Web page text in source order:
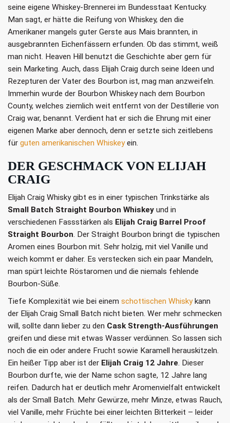
seine eigene Whiskey-Brennerei im Bundesstaat Kentucky.
Man sagt, er hätte die Reifung von Whiskey, den die
Amerikaner mangels guter Gerste aus Mais brannten, in
ausgebrannten Eichenfässern erfunden. Ob das stimmt, weiß
man nicht. Heaven Hill benutzt die Geschichte aber gern für
sein Marketing. Auch, dass Elijah Craig durch seine Ideen und
Rezepturen der Vater des Bourbon ist, mag man anzweifeln.
Immerhin wurde der Bourbon Whiskey nach dem Bourbon
County, welches ziemlich weit entfernt von der Destillerie von
Craig war, benannt. Verdient hat er sich die Ehrung mit einer
eigenen Marke aber dennoch, denn er setzte sich zeitlebens
für guten amerikanischen Whiskeyein.
DER GESCHMACK VON ELIJAH
CRAIG
Elijah Craig Whisky gibt es in einer typischen Trinkstärke als
Small Batch Straight Bourbon Whiskey und in
verschiedenen Fassstärken als Elijah Craig Barrel Proof
Straight Bourbon. Der Straight Bourbon bringt die typischen
Aromen eines Bourbon mit. Sehr holzig, mit viel Vanille und
weich kommt er daher. Es verstecken sich ein paar Mandeln,
man spürt leichte Röstaromen und die niemals fehlende
Bourbon-Süße.
Tiefe Komplexität wie bei einem schottischen Whiskykann
der Elijah Craig Small Batch nicht bieten. Wer mehr schmecken
will, sollte dann lieber zu den Cask Strength-Ausführungen
greifen und diese mit etwas Wasser verdünnen. So lassen sich
noch die ein oder andere Frucht sowie Karamell herauskitzeln.
Ein heißer Tipp aber ist der Elijah Craig 12 Jahre. Dieser
Bourbon durfte, wie der Name schon sagte, 12 Jahre lang
reifen. Dadurch hat er deutlich mehr Aromenvielfalt entwickelt
als der Small Batch. Mehr Gewürze, mehr Minze, etwas Rauch,
viel Vanille, mehr Früchte bei einer leichten Bitterkeit – leider